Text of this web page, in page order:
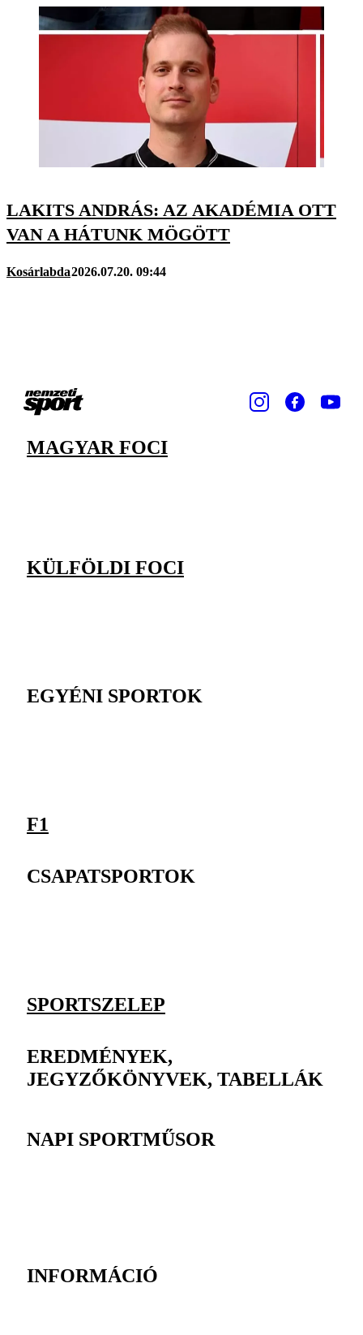
LAKITS ANDRÁS: AZ AKADÉMIA OTT
VAN A HÁTUNK MÖGÖTT
Kosárlabda2026.07.20. 09:44
MAGYAR FOCI
KÜLFÖLDI FOCI
EGYÉNI SPORTOK
F1
CSAPATSPORTOK
SPORTSZELEP
EREDMÉNYEK,
JEGYZŐKÖNYVEK, TABELLÁK
NAPI SPORTMŰSOR
INFORMÁCIÓ